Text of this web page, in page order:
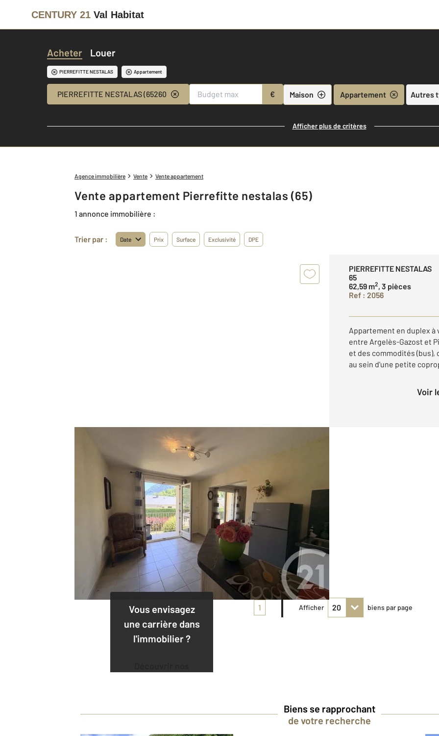
CENTURY 21 Val Habitat
Acheter Louer
PIERREFITTE NESTALAS Appartement
PIERREFITTE NESTALAS (65260) € Maison Appartement Autres
Afficher plus de critères
Agence immobilière Vente Vente appartement
Vente appartement Pierrefitte nestalas (65)
1 annonce immobilière :
Trier par : Date Prix Surface Exclusivité DPE
PIERREFITTE NESTALAS
65
62,59 m2, 3 pièces
Ref : 2056
Appartement en duplex
entre Argelès-Gazost et
et des commodités
au sein d'une petite
Voir
Vous envisagez
une carrière dans
l'immobilier ?
1 Afficher biens par page
Biens se rapprochant
de votre recherche